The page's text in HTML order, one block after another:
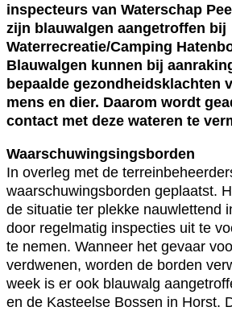
inspecteurs van Waterschap
zijn blauwalgen aangetroffen bij
Waterrecreatie/Camping
Blauwalgen kunnen bij
bepaalde gezondheidsklachten
mens en dier. Daarom wordt
contact met deze wateren te
Waarschuwingsingsborden
In overleg met de
waarschuwingsborden geplaatst.
de situatie ter plekke nauwlettend
door regelmatig inspecties uit te
te nemen. Wanneer het gevaar
verdwenen, worden de borden
week is er ook blauwalg
en de Kasteelse Bossen in Horst.